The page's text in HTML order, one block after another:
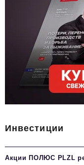
Инвестиции
Акции ПОЛЮС PLZL